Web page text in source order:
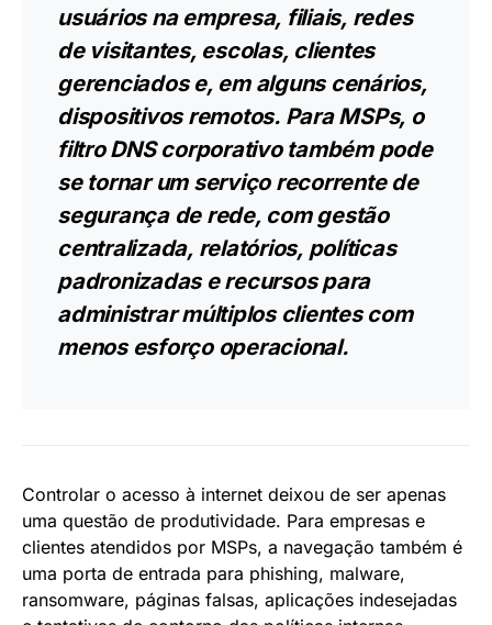
usuários na empresa, filiais, redes
de visitantes, escolas, clientes
gerenciados e, em alguns cenários,
dispositivos remotos. Para MSPs, o
filtro DNS corporativo também pode
se tornar um serviço recorrente de
segurança de rede, com gestão
centralizada, relatórios, políticas
padronizadas e recursos para
administrar múltiplos clientes com
menos esforço operacional.
Controlar o acesso à internet deixou de ser apenas
uma questão de produtividade. Para empresas e
clientes atendidos por MSPs, a navegação também é
uma porta de entrada para phishing, malware,
ransomware, páginas falsas, aplicações indesejadas